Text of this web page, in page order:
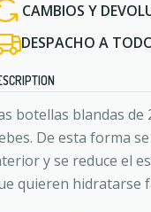
CAMBIOS Y
DESPACHO A
botellas blandas de
De esta forma
y se reduce el
quieren hidratarse